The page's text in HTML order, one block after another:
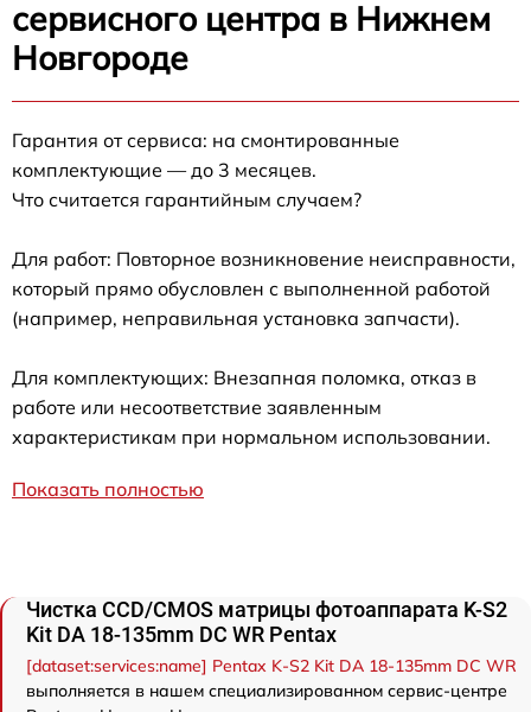
сервисного центра в Нижнем
Новгороде
Гарантия от сервиса: на смонтированные
комплектующие — до 3 месяцев.
Что считается гарантийным случаем?
Для работ: Повторное возникновение неисправности,
который прямо обусловлен с выполненной работой
(например, неправильная установка запчасти).
Для комплектующих: Внезапная поломка, отказ в
работе или несоответствие заявленным
характеристикам при нормальном использовании.
Показать полностью
Чистка CCD/CMOS матрицы фотоаппарата K-S2
Kit DA 18-135mm DC WR Pentax
[dataset:services:name] Pentax K-S2 Kit DA 18-135mm DC WR
выполняется в нашем специализированном сервис-центре